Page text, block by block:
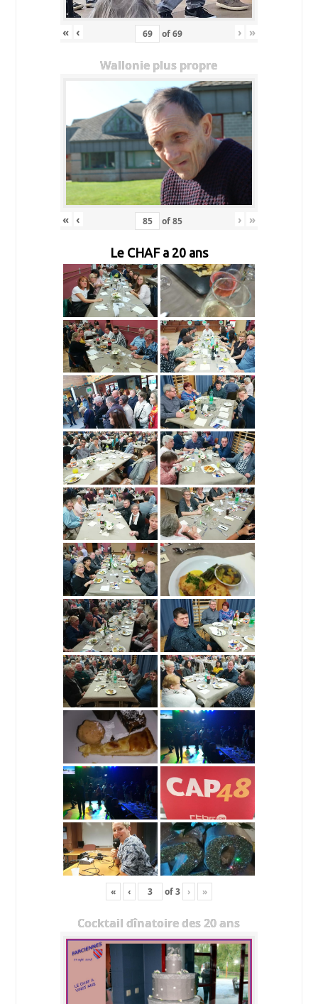
« ‹ of69 › »
Wallonie plus propre
« ‹ of85 › »
Le CHAF a 20 ans
« ‹ of3 › »
Cocktail dînatoire des 20 ans